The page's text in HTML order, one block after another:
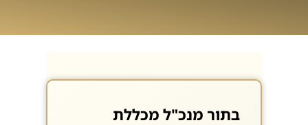
בתור מנכ"ל מכללת